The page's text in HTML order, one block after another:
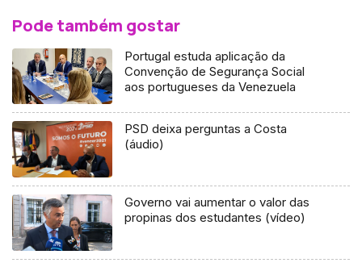
Pode também gostar
Portugal estuda aplicação da
Convenção de Segurança Social
aos portugueses da Venezuela
PSD deixa perguntas a Costa
(áudio)
Governo vai aumentar o valor das
propinas dos estudantes (vídeo)